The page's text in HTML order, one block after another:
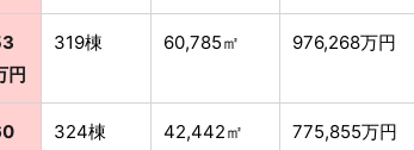
円
319棟 60,785㎡ 976,268万円
324棟 42,442㎡ 775,855万円